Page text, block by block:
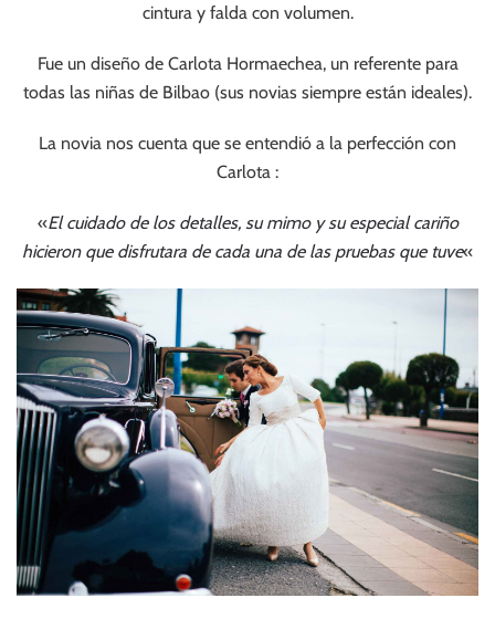
cintura y falda con volumen.
Fue un diseño de Carlota Hormaechea, un referente para
todas las niñas de Bilbao (sus novias siempre están ideales).
La novia nos cuenta que se entendió a la perfección con
Carlota :
«El cuidado de los detalles, su mimo y su especial cariño
hicieron que disfrutara de cada una de las pruebas que tuve«